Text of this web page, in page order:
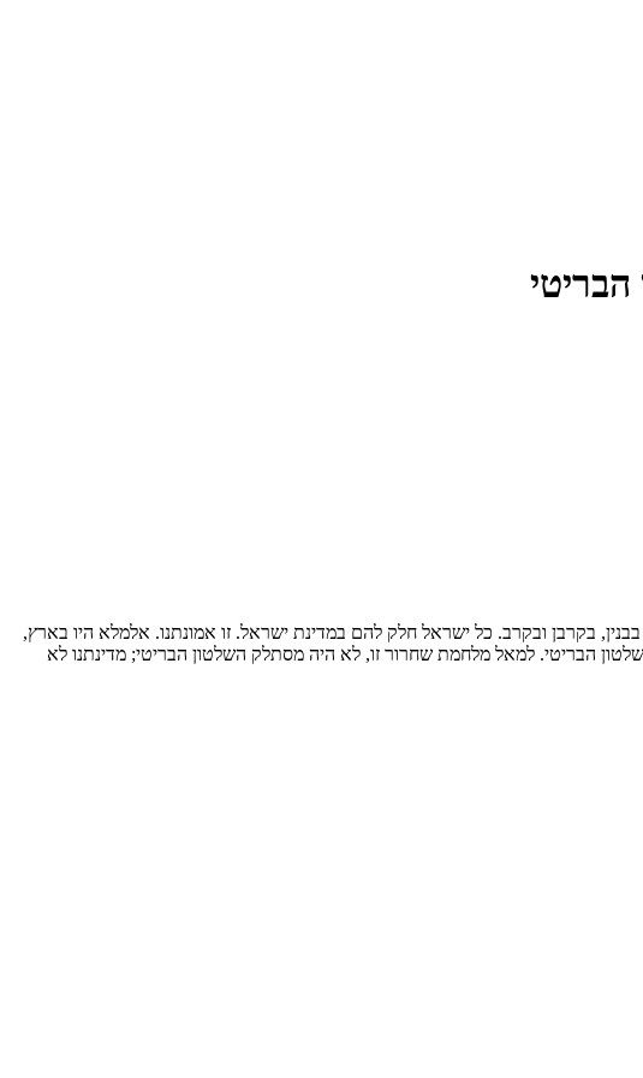
בבנין, בקרבן ובקרב. כל ישראל חלק להם במדינת ישראל. זו אמונתנו. אלמלא היו בארץ,
הבריטי. למאל מלחמת שחרור זו, לא היה מסתלק השלטון הבריטי; מדינתנו לא